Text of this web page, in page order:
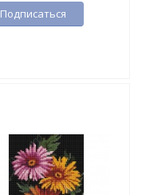
Подписаться